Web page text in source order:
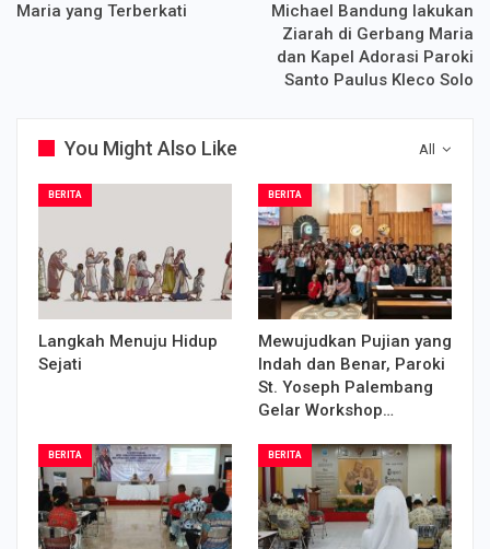
Maria yang Terberkati
Michael Bandung lakukan
Ziarah di Gerbang Maria
dan Kapel Adorasi Paroki
Santo Paulus Kleco Solo
All
You Might Also Like
BERITA
Langkah Menuju Hidup
Sejati
BERITA
Mewujudkan Pujian yang
Indah dan Benar, Paroki
St. Yoseph Palembang
Gelar Workshop…
BERITA BERITA